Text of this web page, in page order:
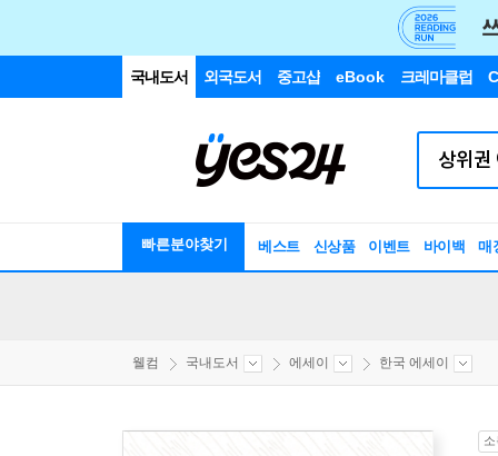
국내도서 외국도서 중고샵 eBook 크레마클럽
빠른분야찾기 베스트 신상품 이벤트 바이백 매
웰컴 국내도서 에세이 한국 에세이